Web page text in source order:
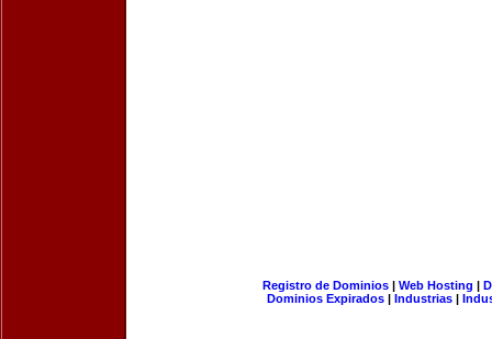
Registro de Dominios| Web Hosting |
Dominios Expirados | Industrias |